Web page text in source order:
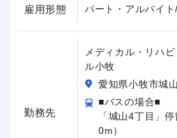
雇用形態
パート・アルバイト
勤務先
メディカル・リハ
ル小牧
愛知県小牧市城
■バスの場合■
「城山4丁目」
0m）